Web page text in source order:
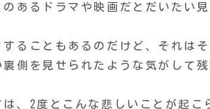
あるドラマや映画だとだいたい見
ることもあるのだけど、それは
側を見せられたような気がして残
は、2度とこんな悲しいことが起こ